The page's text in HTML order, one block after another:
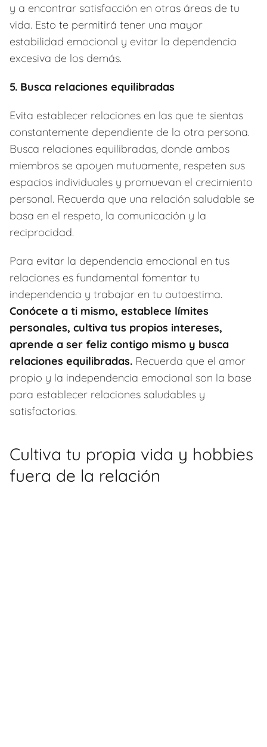
y a encontrar satisfacción en otras áreas de tu
vida. Esto te permitirá tener una mayor
estabilidad emocional y evitar la dependencia
excesiva de los demás.
5. Busca relaciones equilibradas
Evita establecer relaciones en las que te sientas
constantemente dependiente de la otra persona.
Busca relaciones equilibradas, donde ambos
miembros se apoyen mutuamente, respeten sus
espacios individuales y promuevan el crecimiento
personal. Recuerda que una relación saludable se
basa en el respeto, la comunicación y la
reciprocidad.
Para evitar la dependencia emocional en tus
relaciones es fundamental fomentar tu
independencia y trabajar en tu autoestima.
Conócete a ti mismo, establece límites
personales, cultiva tus propios intereses,
aprende a ser feliz contigo mismo y busca
relaciones equilibradas. Recuerda que el amor
propio y la independencia emocional son la base
para establecer relaciones saludables y
satisfactorias.
Cultiva tu propia vida y hobbies
fuera de la relación